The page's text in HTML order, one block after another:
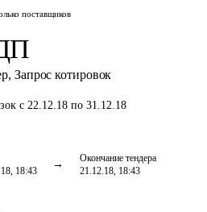
поставщиков
, Запрос котировок
с 22.12.18 по 31.12.18
18:43
Окончание тендера
21.12.18, 18:43